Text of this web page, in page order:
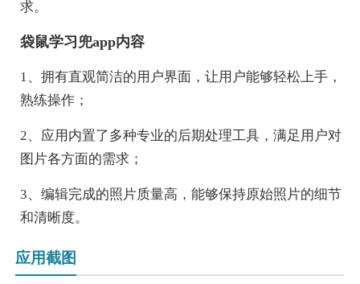
求。
袋鼠学习兜app内容
1、拥有直观简洁的用户界面，让用户能够轻松上手，
熟练操作；
2、应用内置了多种专业的后期处理工具，满足用户对
图片各方面的需求；
3、编辑完成的照片质量高，能够保持原始照片的细节
和清晰度。
应用截图